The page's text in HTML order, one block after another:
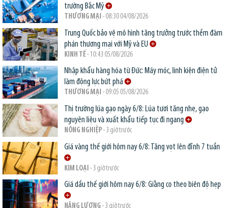
trường Bắc Mỹ
THƯƠNG MẠI - 08:30 04/08/2026
Trung Quốc bảo vệ mô hình tăng trưởng trước thềm đàm
phán thương mại với Mỹ và EU
KINH TẾ- 10:43 05/08/2026
Nhập khẩu hàng hóa từ Đức: Máy móc, linh kiện điện tử
làm động lực bứt phá
THƯƠNG MẠI - 09:05 05/08/2026
Thị trường lúa gạo ngày 6/8: Lúa tươi tăng nhẹ, gạo
nguyên liệu và xuất khẩu tiếp tục đi ngang
NÔNG NGHIỆP- 3 giờ trước
Giá vàng thế giới hôm nay 6/8: Tăng vọt lên đỉnh 7 tuần
KIM LOẠI - 3 giờ trước
Giá dầu thế giới hôm nay 6/8: Giằng co theo biên độ hẹp
NĂNG LƯỢNG - 3 giờ trước